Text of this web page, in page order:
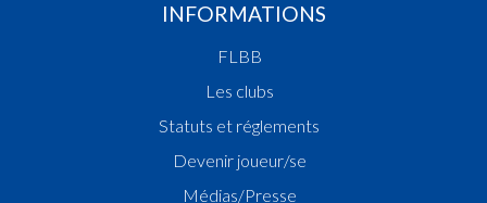
INFORMATIONS
FLBB
Les clubs
Statuts et réglements
Devenir joueur/se
Médias/Presse